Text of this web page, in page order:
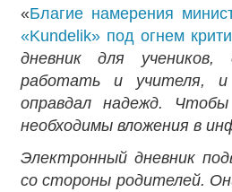
«Благие намерения
«Kundelik» под огнем
дневник для
работать и учителя,
оправдал надежд.
необходимы вложения в
Электронный дневник
со стороны родителей.